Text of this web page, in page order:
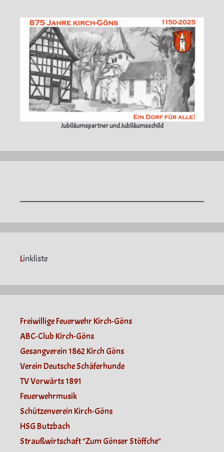
Jubiläumspartner und Jubiläumsschild
Linkliste
Freiwillige Feuerwehr Kirch-Göns
ABC-Club Kirch-Göns
Gesangverein 1862 Kirch Göns
Verein Deutsche Schäferhunde
TV Vorwärts 1891
Feuerwehrmusik
Schützenverein Kirch-Göns
HSG Butzbach
Straußwirtschaft "Zum Gönser Stöffche"